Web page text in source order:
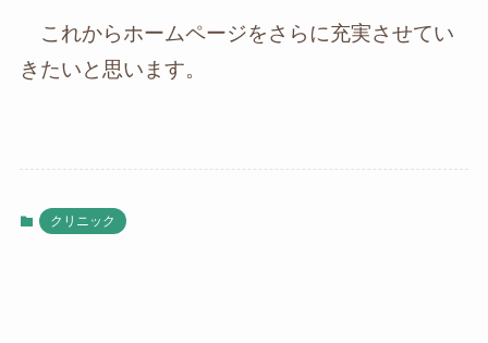
これからホームページをさらに充実させてい
きたいと思います。
クリニック